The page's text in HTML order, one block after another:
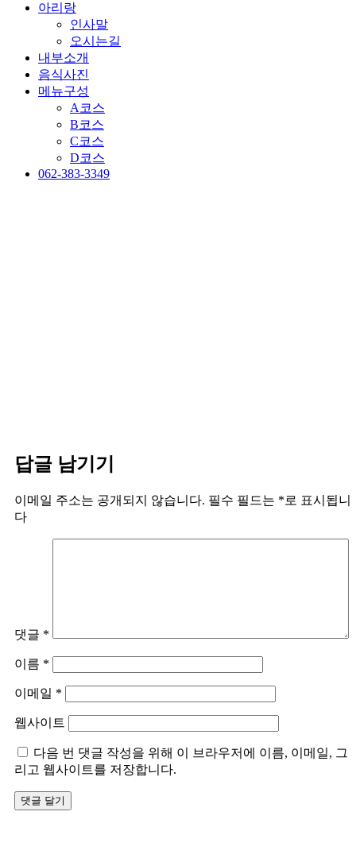
아리랑
인사말
오시는길
내부소개
음식사진
메뉴구성
A코스
B코스
C코스
D코스
062-383-3349
답글 남기기
이메일 주소는 공개되지 않습니다. 필수 필드는 *로 표시됩니
다
댓글 *
이름 *
이메일 *
웹사이트
다음 번 댓글 작성을 위해 이 브라우저에 이름, 이메일, 그
리고 웹사이트를 저장합니다.